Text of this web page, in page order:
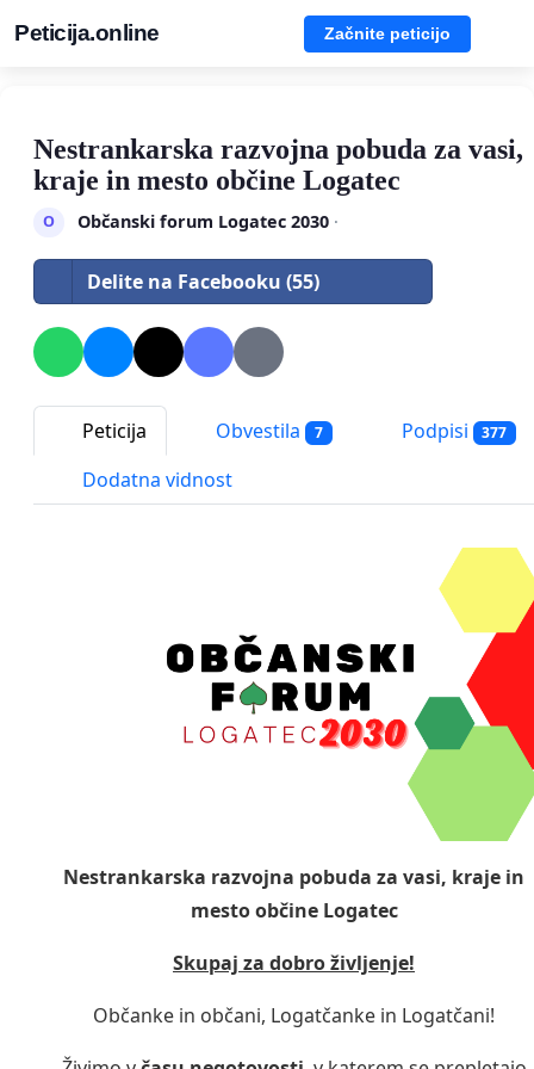
Peticija.online Začnite peticijo
Nestrankarska razvojna pobuda za vasi,
kraje in mesto občine Logatec
O Občanski forum Logatec 2030·
Delite na Facebooku (55)
Peticija Obvestila 7 Podpisi 377
Dodatna vidnost
Nestrankarska razvojna pobuda za vasi, kraje in
mesto občine Logatec
Skupaj za dobro življenje!
Občanke in občani, Logatčanke in Logatčani!